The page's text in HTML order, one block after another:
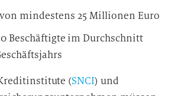
mindestens 25 Millionen Euro
Beschäftigte im Durchschnitt
(SNCI) und